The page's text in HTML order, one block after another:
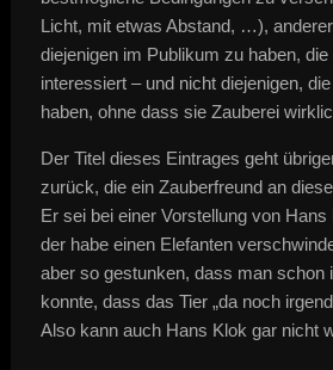
Licht, mit etwas Abstand, …),
diejenigen im Publikum zu haben,
interessiert – und nicht diejenigen,
haben, ohne dass sie Zauberei
Der Titel dieses Eintrages geht
zurück, die ein Zauberfreund an
Er sei bei einer Vorstellung von
der habe einen Elefanten
aber so gestunken, dass man schon
konnte, dass das Tier „da noch
Also kann auch Hans Klok gar nicht